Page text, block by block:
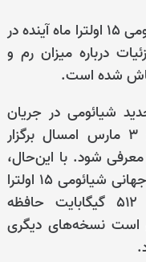
در حالی که انتظار می‌رود گوشی شیائومی ۱۵ اولترا ماه آینده در
درباره میزان رم و
فاش شده است.
شیائومی در جریان
رویداد MWC بارسلونا که در تاریخ ۳ مارس امسال برگزار
معرفی شود. با این‌حال،
گزارشی تازه نشان می‌دهد که نسخه جهانی شیائومی ۱۵ اولترا
قرار است با ۱۶ گیگابایت رم و ۵۱۲ گیگابایت حافظه
است نسخه‌های دیگری